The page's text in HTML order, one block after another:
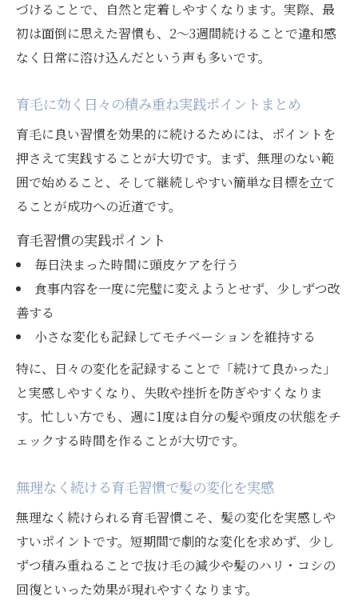
づけることで、自然と定着しやすくなります。実際、最
初は面倒に思えた習慣も、2～3週間続けることで違和感
なく日常に溶け込んだという声も多いです。
育毛に効く日々の積み重ね実践ポイントまとめ
育毛に良い習慣を効果的に続けるためには、ポイントを
押さえて実践することが大切です。まず、無理のない範
囲で始めること、そして継続しやすい簡単な目標を立て
ることが成功への近道です。
育毛習慣の実践ポイント
毎日決まった時間に頭皮ケアを行う
食事内容を一度に完璧に変えようとせず、少しずつ改
善する
小さな変化も記録してモチベーションを維持する
特に、日々の変化を記録することで「続けて良かった」
と実感しやすくなり、失敗や挫折を防ぎやすくなりま
す。忙しい方でも、週に1度は自分の髪や頭皮の状態をチ
ェックする時間を作ることが大切です。
無理なく続ける育毛習慣で髪の変化を実感
無理なく続けられる育毛習慣こそ、髪の変化を実感しや
すいポイントです。短期間で劇的な変化を求めず、少し
ずつ積み重ねることで抜け毛の減少や髪のハリ・コシの
回復といった効果が現れやすくなります。